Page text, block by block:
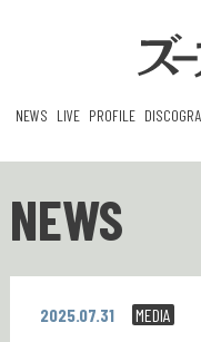
NEWS LIVE PROFILE
NEWS
2025.07.31 MEDIA